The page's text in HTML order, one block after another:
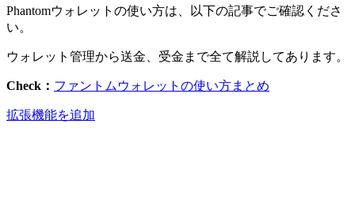
Phantomウォレットの使い方は、以下の記事でご確認くださ
い。
ウォレット管理から送金、受金まで全て解説してあります。
Check： ファントムウォレットの使い方まとめ
拡張機能を追加